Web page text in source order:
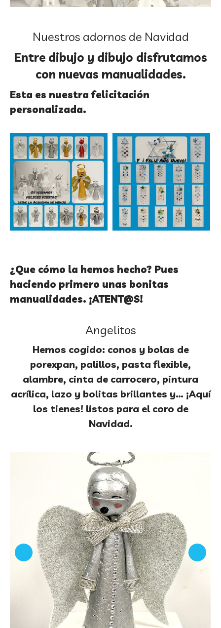
Nuestros adornos de Navidad
Entre dibujo y dibujo disfrutamos
con nuevas manualidades.
Esta es nuestra felicitación
personalizada.
¿Que cómo la hemos hecho? Pues
haciendo primero unas bonitas
manualidades. ¡ATENT@S!
Angelitos
Hemos cogido: conos y bolas de
porexpan, palillos, pasta flexible,
alambre, cinta de carrocero, pintura
acrílica, lazo y bolitas brillantes y… ¡Aquí
los tienes! listos para el coro de
Navidad.